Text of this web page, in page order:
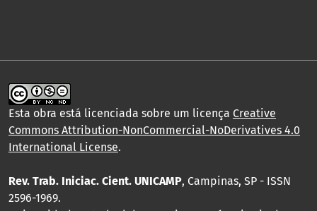
Esta obra está licenciada sobre um licença Creative
Commons Attribution-NonCommercial-NoDerivatives 4.0
International License.
Rev. Trab. Iniciac. Cient. UNICAMP, Campinas, SP - ISSN
2596-1969.